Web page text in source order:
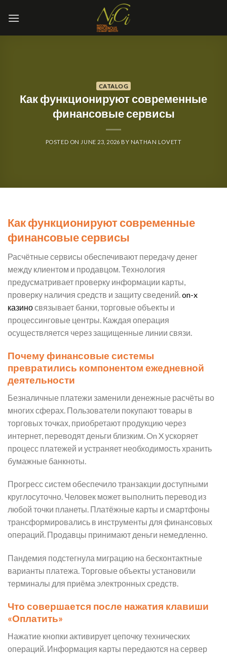
CATALOG
Как функционируют современные
финансовые сервисы
POSTED ON JUNE 23, 2026 BY NATHAN LOVETT
Как функционируют современные
финансовые сервисы
Расчётные сервисы обеспечивают передачу денег
между клиентом и продавцом. Технология
предусматривает проверку информации карты,
проверку наличия средств и защиту сведений.on-x
казиносвязывает банки, торговые объекты и
процессинговые центры. Каждая операция
осуществляется через защищенные линии связи.
Почему финансовые системы
превратились компонентом ежедневной
деятельности
Безналичные платежи заменили денежные расчёты во
многих сферах. Пользователи покупают товары в
торговых точках, приобретают продукцию через
интернет, переводят деньги близким. On X ускоряет
процесс платежей и устраняет необходимость хранить
бумажные банкноты.
Прогресс систем обеспечило транзакции доступными
круглосуточно. Человек может выполнить перевод из
любой точки планеты. Платёжные карты и смартфоны
трансформировались в инструменты для финансовых
операций. Продавцы принимают деньги немедленно.
Пандемия подстегнула миграцию на бесконтактные
варианты платежа. Торговые объекты установили
терминалы для приёма электронных средств.
Что совершается после нажатия клавиши
«Оплатить»
Нажатие кнопки активирует цепочку технических
операций. Информация карты передаются на сервер